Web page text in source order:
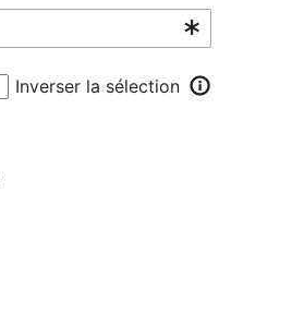
Inverser la sélection